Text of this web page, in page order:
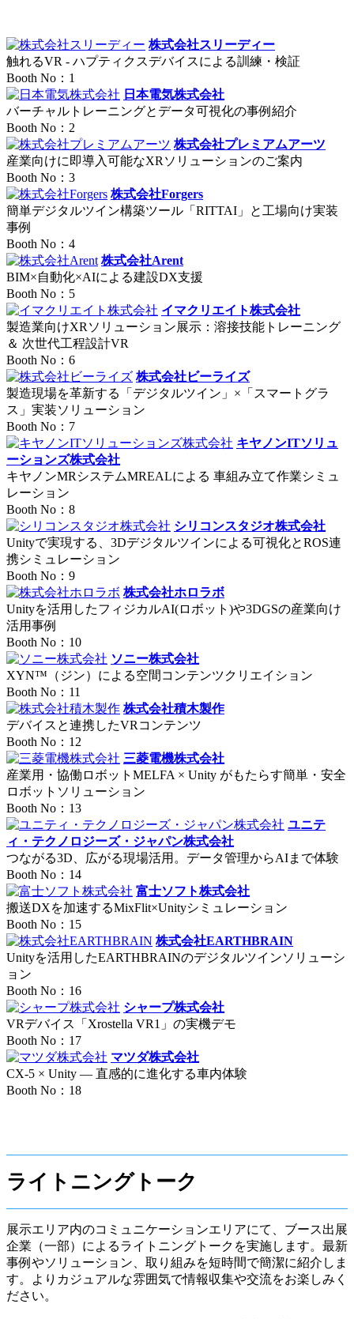
株式会社スリーディー
触れるVR - ハプティクスデバイスによる訓練・検証
Booth No：1
日本電気株式会社
バーチャルトレーニングとデータ可視化の事例紹介
Booth No：2
株式会社プレミアムアーツ
産業向けに即導入可能なXRソリューションのご案内
Booth No：3
株式会社Forgers
簡単デジタルツイン構築ツール「RITTAI」と工場向け実装
事例
Booth No：4
株式会社Arent
BIM×自動化×AIによる建設DX支援
Booth No：5
イマクリエイト株式会社
製造業向けXRソリューション展示：溶接技能トレーニング
＆ 次世代工程設計VR
Booth No：6
株式会社ビーライズ
製造現場を革新する「デジタルツイン」×「スマートグラ
ス」実装ソリューション
Booth No：7
キヤノンITソリュ
ーションズ株式会社
キヤノンMRシステムMREALによる 車組み立て作業シミュ
レーション
Booth No：8
シリコンスタジオ株式会社
Unityで実現する、3Dデジタルツインによる可視化とROS連
携シミュレーション
Booth No：9
株式会社ホロラボ
Unityを活用したフィジカルAI(ロボット)や3DGSの産業向け
活用事例
Booth No：10
ソニー株式会社
XYN™（ジン）による空間コンテンツクリエイション
Booth No：11
株式会社積木製作
デバイスと連携したVRコンテンツ
Booth No：12
三菱電機株式会社
産業用・協働ロボットMELFA × Unity がもたらす簡単・安全
ロボットソリューション
Booth No：13
ユニテ
ィ・テクノロジーズ・ジャパン株式会社
つながる3D、広がる現場活用。データ管理からAIまで体験
Booth No：14
富士ソフト株式会社
搬送DXを加速するMixFlit×Unityシミュレーション
Booth No：15
株式会社EARTHBRAIN
Unityを活用したEARTHBRAINのデジタルツインソリューシ
ョン
Booth No：16
シャープ株式会社
VRデバイス「Xrostella VR1」の実機デモ
Booth No：17
マツダ株式会社
CX-5 × Unity ― 直感的に進化する車内体験
Booth No：18
ライトニングトーク
展示エリア内のコミュニケーションエリアにて、ブース出展
企業（一部）によるライトニングトークを実施します。最新
事例やソリューション、取り組みを短時間で簡潔に紹介しま
す。よりカジュアルな雰囲気で情報収集や交流をお楽しみく
ださい。